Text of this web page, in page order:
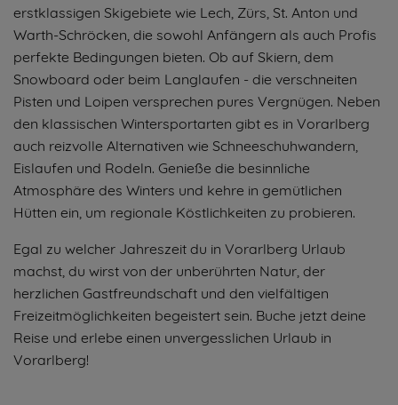
erstklassigen Skigebiete wie Lech, Zürs, St. Anton und
Warth-Schröcken, die sowohl Anfängern als auch Profis
perfekte Bedingungen bieten. Ob auf Skiern, dem
Snowboard oder beim Langlaufen - die verschneiten
Pisten und Loipen versprechen pures Vergnügen. Neben
den klassischen Wintersportarten gibt es in Vorarlberg
auch reizvolle Alternativen wie Schneeschuhwandern,
Eislaufen und Rodeln. Genieße die besinnliche
Atmosphäre des Winters und kehre in gemütlichen
Hütten ein, um regionale Köstlichkeiten zu probieren.
Egal zu welcher Jahreszeit du in Vorarlberg Urlaub
machst, du wirst von der unberührten Natur, der
herzlichen Gastfreundschaft und den vielfältigen
Freizeitmöglichkeiten begeistert sein. Buche jetzt deine
Reise und erlebe einen unvergesslichen Urlaub in
Vorarlberg!